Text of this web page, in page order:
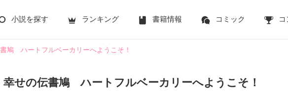
小説を探す ランキング 書籍情報 コミック
鳩 ハートフルベーカリーへようこそ！
幸せの伝書鳩 ハートフルベーカリーへようこそ！